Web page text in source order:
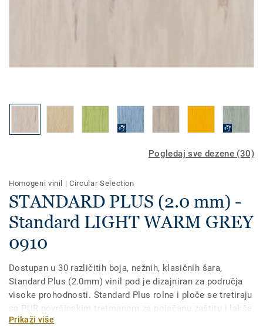
Pogledaj sve dezene (30)
Homogeni vinil |Circular Selection
STANDARD PLUS (2.0 mm) -
Standard LIGHT WARM GREY
0910
Dostupan u 30 različitih boja, nežnih, klasičnih šara,
Standard Plus (2.0mm) vinil pod je dizajniran za područja
visoke prohodnosti. Standard Plus rolne i ploče se tretiraju
sa PUR površinskim tretmanom za pojačanu zaštitu i lakše
održavanje. Idealan je za zdravstvene i obrazovne ustanove,
Prikaži više